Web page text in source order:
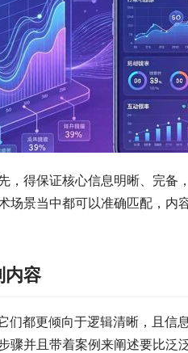
，得保证核心信息明晰、完
场景当中都可以准确匹配，
内容
们都更倾向于逻辑清晰，且
骤并且带着案例来阐述要比